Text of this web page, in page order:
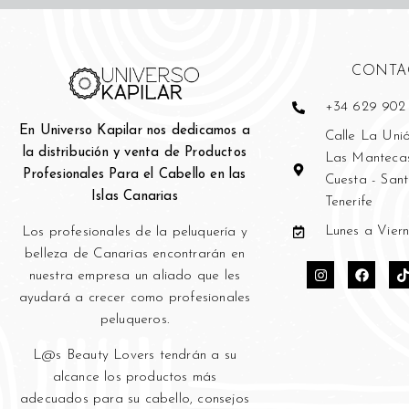
En Universo Kapilar nos dedicamos a
la distribución y venta de Productos
Profesionales Para el Cabello en las
Islas Canarias
Los profesionales de la peluquería y
belleza de Canarias encontrarán en
nuestra empresa un aliado que les
ayudará a crecer como profesionales
peluqueros.
L@s Beauty Lovers tendrán a su
alcance los productos más
adecuados para su cabello, consejos
+34 629 902
Calle La
Las
Cuesta -
Tenerife
Lunes a
Ese sitio web utiliza
cookies
contenido, los anuncios y analizar nuestro
tráfico. También compartimos información
sobre su uso de nuestro sitio con nuestros
socios de publicidad y análisis, quienes
pueden combinarla con otra información
que les haya proporcionado o que hayan
Política de cookies
COOKIES ESTRICTAMENTE
NECESARIAS